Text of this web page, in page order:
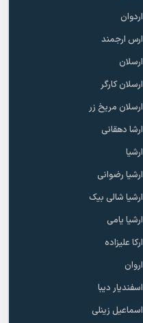
اردوان
ارس ارجمند
ارسلان
ارسلان کارگر
ارسلان مریخ زر
ارشا دهقانی
ارشیا
ارشیا رضوانی
ارشیا شالی بیک
ارشیا یامی
ارکا علیزاده
اروان
اسفندیار دیبا
اسماعیل زینلی